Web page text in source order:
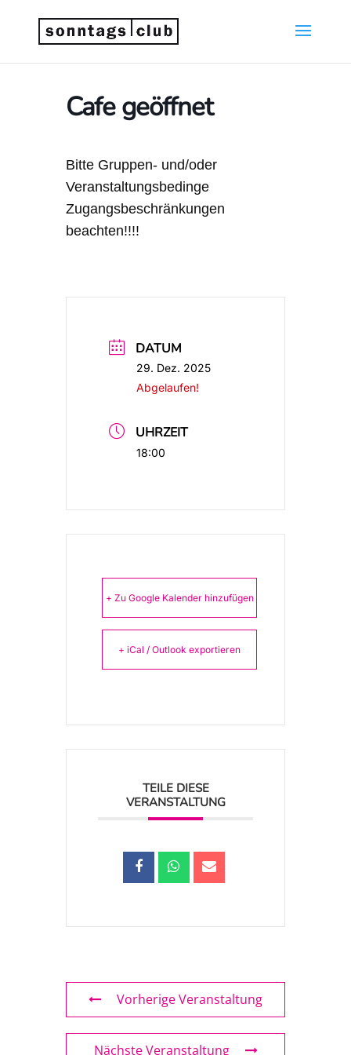
Cafe geöffnet
Bitte Gruppen- und/oder
Veranstaltungsbedinge
Zugangsbeschränkungen
beachten!!!!
DATUM
29. Dez. 2025
Abgelaufen!
UHRZEIT
18:00
+ Zu Google Kalender hinzufügen
+ iCal / Outlook exportieren
TEILE DIESE
VERANSTALTUNG
Vorherige Veranstaltung
Nächste Veranstaltung